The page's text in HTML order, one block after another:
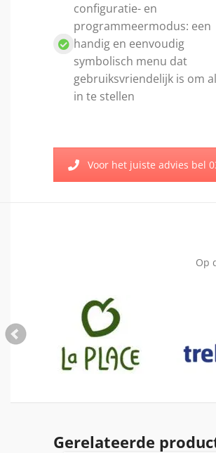
configuratie- en
programmeermodus: een
handig en eenvoudig
symbolisch menu dat
gebruiksvriendelijk is om
in te stellen
Voor het juiste advies bel
Op
Gerelateerde